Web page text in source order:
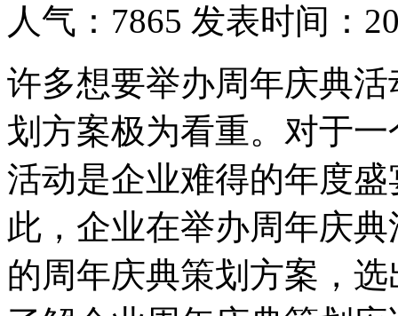
人气：7865 发表时间：
许多想要举办周年庆典
划方案极为看重。对于
活动是企业难得的年度
此，企业在举办周年庆
的周年庆典策划方案，